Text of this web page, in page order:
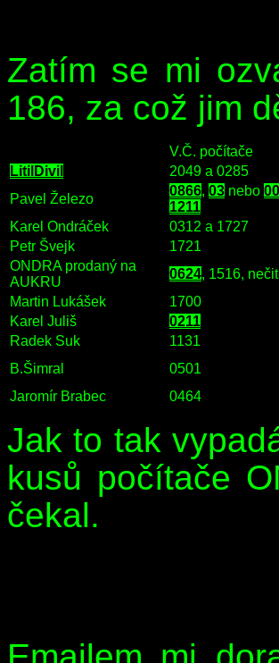
Zatím se mi
186, za což jim
V.Č. počítače
LitilDivil
2049 a 0285
Pavel Železo
0866, 03 nebo
1211
Karel Ondráček
0312 a 1727
Petr Švejk
1721
ONDRA prodaný na
AUKRU
0624, 1516,
Martin Lukášek
1700
Karel Juliš
0211
Radek Suk
1131
B.Šimral
0501
Jaromír Brabec
0464
Jak to tak
kusů počítače
čekal.